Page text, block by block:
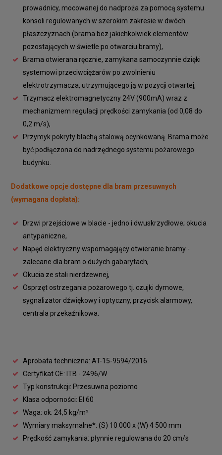
prowadnicy, mocowanej do nadproża za pomocą systemu
konsoli regulowanych w szerokim zakresie w dwóch
płaszczyznach (brama bez jakichkolwiek elementów
pozostających w świetle po otwarciu bramy),
Brama otwierana ręcznie, zamykana samoczynnie dzięki
systemowi przeciwciężarów po zwolnieniu
elektrotrzymacza, utrzymującego ją w pozycji otwartej,
Trzymacz elektromagnetyczny 24V (900mA) wraz z
mechanizmem regulacji prędkości zamykania (od 0,08 do
0,2 m/s),
Przymyk pokryty blachą stalową ocynkowaną. Brama może
być podłączona do nadrzędnego systemu pożarowego
budynku.
Dodatkowe opcje dostępne dla bram przesuwnych
(wymagana dopłata):
Drzwi przejściowe w blacie - jedno i dwuskrzydłowe; okucia
antypaniczne,
Napęd elektryczny wspomagający otwieranie bramy -
zalecane dla bram o dużych gabarytach,
Okucia ze stali nierdzewnej,
Osprzęt ostrzegania pożarowego tj. czujki dymowe,
sygnalizator dźwiękowy i optyczny, przycisk alarmowy,
centrala przekaźnikowa.
Aprobata techniczna: AT-15-9594/2016
Certyfikat CE: ITB - 2496/W
Typ konstrukcji: Przesuwna poziomo
Klasa odporności: EI 60
Waga: ok. 24,5 kg/m²
Wymiary maksymalne*: (S) 10 000 x (W) 4 500 mm
Prędkość zamykania: płynnie regulowana do 20 cm/s